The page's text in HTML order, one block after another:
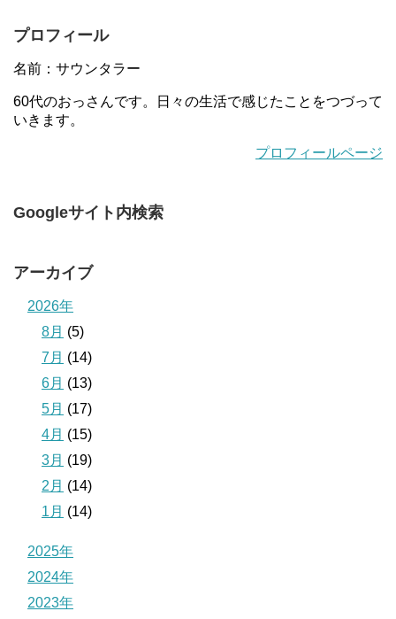
プロフィール
名前：サウンタラー
60代のおっさんです。日々の生活で感じたことをつづって
いきます。
プロフィールページ
Googleサイト内検索
アーカイブ
2026年
8月 (5)
7月 (14)
6月 (13)
5月 (17)
4月 (15)
3月 (19)
2月 (14)
1月 (14)
2025年
2024年
2023年